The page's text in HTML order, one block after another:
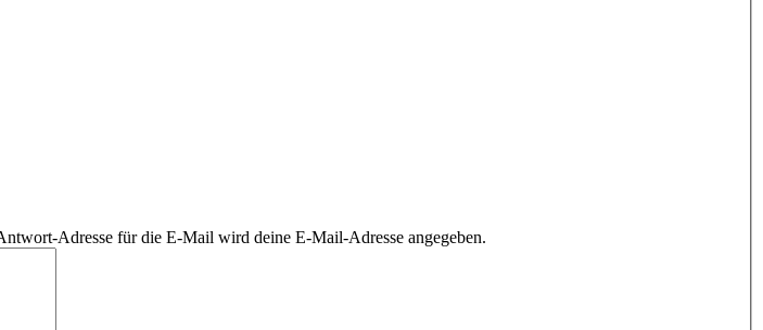
Adresse für die E-Mail wird deine E-Mail-Adresse angegeben.